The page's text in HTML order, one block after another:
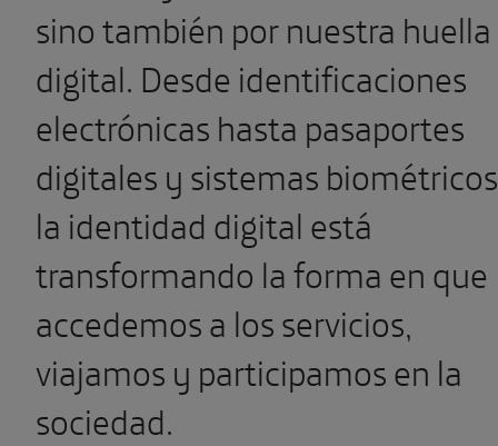
sino también por nuestra huella
digital. Desde identificaciones
electrónicas hasta pasaportes
digitales y sistemas
la identidad digital está
transformando la forma en que
accedemos a los servicios,
viajamos y participamos en la
sociedad.